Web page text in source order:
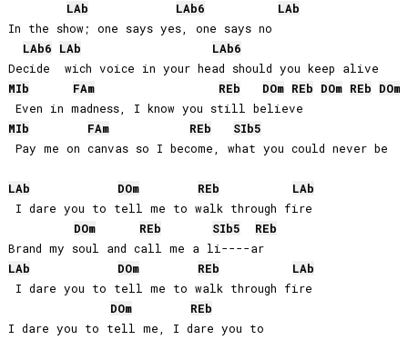
LAb
LAb6
LAb
In the show; one says yes, one says no
LAb6 LAb LAb6
MIb
FAm REb DOm REb DOm REb DOm
MIb
FAm REb SIb5
Pay me on canvas so I become, what you could never be
LAb DOm REb
LAb
I dare you to tell me to walk through fire
DOm REb SIb5
REb
Brand my soul and call me a li----ar
LAb
DOm REb
LAb
I dare you to tell me to walk through fire
DOm
REb
I dare you to tell me, I dare you to